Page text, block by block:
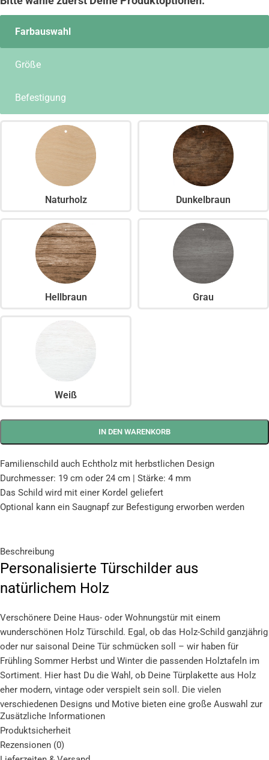
Farbauswahl
Größe
Befestigung
Naturholz Dunkelbraun
Hellbraun Grau
Weiß
IN DEN WARENKORB
Familienschild auch Echtholz mit herbstlichen Design
Durchmesser: 19 cm oder 24 cm | Stärke: 4 mm
Das Schild wird mit einer Kordel geliefert
Optional kann ein Saugnapf zur Befestigung erworben werden
Beschreibung
Personalisierte Türschilder aus
natürlichem Holz
Verschönere Deine Haus- oder Wohnungstür mit einem
wunderschönen Holz Türschild. Egal, ob das Holz-Schild ganzjährig
oder nur saisonal Deine Tür schmücken soll – wir haben für
Frühling Sommer Herbst und Winter die passenden Holztafeln im
Sortiment. Hier hast Du die Wahl, ob Deine Türplakette aus Holz
eher modern, vintage oder verspielt sein soll. Die vielen
verschiedenen Designs und Motive bieten eine große Auswahl zur
Gestaltung Deines ganz persönlichen Deko Schildes.
Holzschild online gestalten
Zusätzliche Informationen
Produktsicherheit
Rezensionen (0)